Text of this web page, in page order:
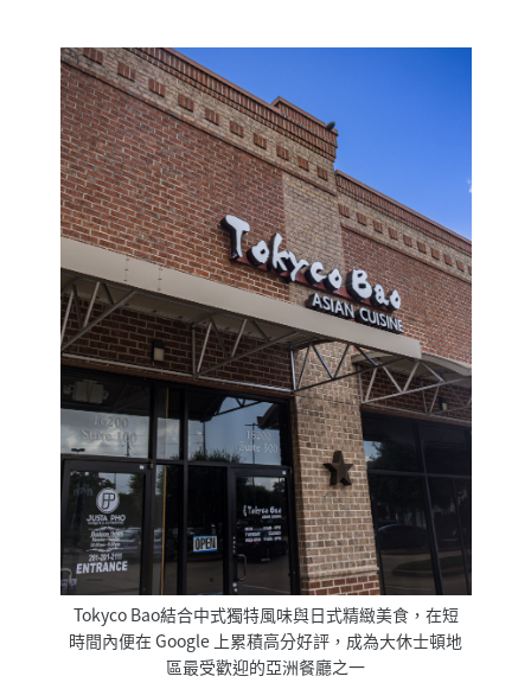
Tokyco Bao結合中式獨特風味與日式精緻美食，在短
時間內便在 Google 上累積高分好評，成為大休士頓地
區最受歡迎的亞洲餐廳之一